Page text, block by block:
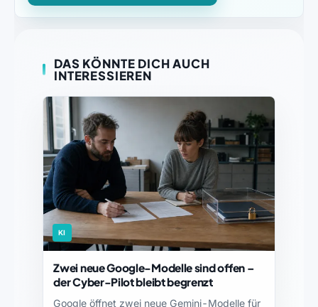
DAS KÖNNTE DICH AUCH
INTERESSIEREN
KI
Zwei neue Google-Modelle sind offen –
der Cyber-Pilot bleibt begrenzt
Google öffnet zwei neue Gemini-Modelle für